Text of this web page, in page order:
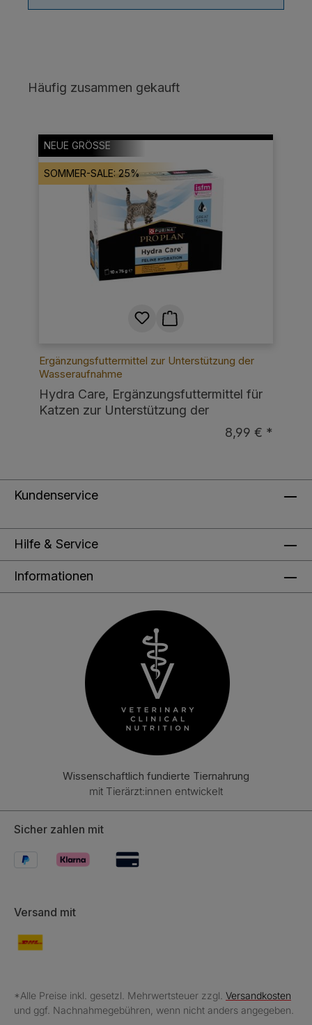
Produktgalerie überspringen
Häufig zusammen gekauft
NEUE GRÖSSE
SOMMER-SALE: 25%
Ergänzungsfuttermittel zur Unterstützung der
Wasseraufnahme
Hydra Care, Ergänzungsfuttermittel für
Katzen zur Unterstützung der
8,99 € *
Kundenservice
Hilfe & Service
Informationen
Wissenschaftlich fundierte Tiernahrung
mit Tierärzt:innen entwickelt
*Alle Preise inkl. gesetzl. Mehrwertsteuer zzgl. Versandkosten
und ggf. Nachnahmegebühren, wenn nicht anders angegeben.
Sicher zahlen mit
Versand mit